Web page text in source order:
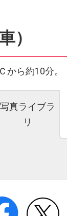
）
ら約10分。
写真ライブラ
リ